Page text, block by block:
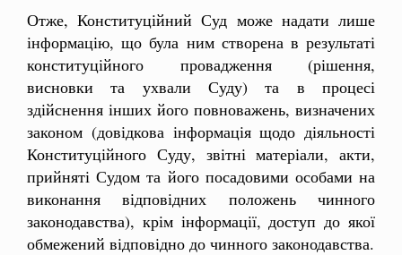
Отже, Конституційний Суд може надати лише
інформацію, що була ним створена в результаті
конституційного провадження (рішення,
висновки та ухвали Суду) та в процесі
здійснення інших його повноважень, визначених
законом (довідкова інформація щодо діяльності
Конституційного Суду, звітні матеріали, акти,
прийняті Судом та його посадовими особами на
виконання відповідних положень чинного
законодавства), крім інформації, доступ до якої
обмежений відповідно до чинного законодавства.